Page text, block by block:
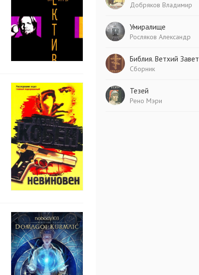
Добряков Владимир
Умиралище
Росляков Александр
Библия. Ветхий Завет
Сборник
Тезей
Рено Мэри